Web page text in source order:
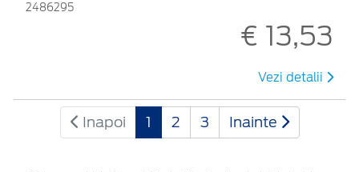
2486295
€ 13,53
Vezi detalii
Inapoi 1 2 3 Inainte